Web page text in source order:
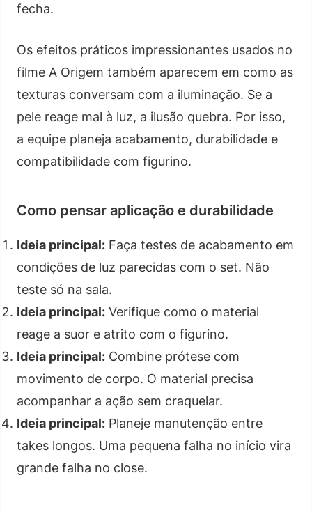
fecha.
Os efeitos práticos impressionantes usados no
filme A Origem também aparecem em como as
texturas conversam com a iluminação. Se a
pele reage mal à luz, a ilusão quebra. Por isso,
a equipe planeja acabamento, durabilidade e
compatibilidade com figurino.
Como pensar aplicação e durabilidade
Ideia principal: Faça testes de acabamento em
condições de luz parecidas com o set. Não
teste só na sala.
Ideia principal: Verifique como o material
reage a suor e atrito com o figurino.
Ideia principal: Combine prótese com
movimento de corpo. O material precisa
acompanhar a ação sem craquelar.
Ideia principal: Planeje manutenção entre
takes longos. Uma pequena falha no início vira
grande falha no close.